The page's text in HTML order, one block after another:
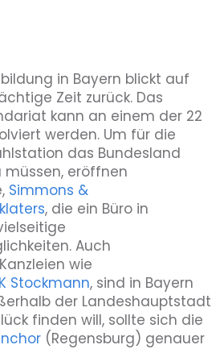
in Bayern blickt auf
Zeit zurück. Das
kann an einem der 22
werden. Um für die
das Bundesland
müssen, eröffnen
Simmons &
, die ein Büro in
Auch
wie
Stockmann, sind in Bayern
der Landeshauptstadt
finden will, sollte sich die
(Regensburg) genauer